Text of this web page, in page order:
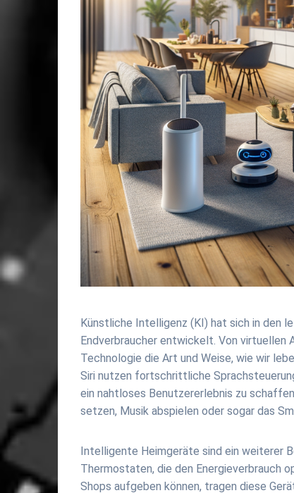
Künstliche Intelligenz (KI) hat sich in den
Endverbraucher entwickelt. Von
Technologie die Art und Weise, wie wir
Siri nutzen fortschrittliche
ein nahtloses Benutzererlebnis zu
setzen, Musik abspielen oder sogar das
Intelligente Heimgeräte sind ein weiterer
Thermostaten, die den Energieverbrauch
Shops aufgeben können, tragen diese